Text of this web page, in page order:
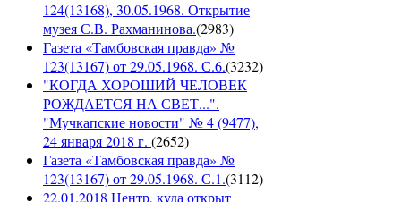
124(13168), 30.05.1968. Открытие
музея С.В. Рахманинова.(2983)
Газета «Тамбовская правда» №
123(13167) от 29.05.1968. С.6.(3232)
"КОГДА ХОРОШИЙ ЧЕЛОВЕК
РОЖДАЕТСЯ НА СВЕТ...".
"Мучкапские новости" № 4 (9477),
24 января 2018 г. (2652)
Газета «Тамбовская правда» №
123(13167) от 29.05.1968. С.1.(3112)
22.01.2018 Центр, куда открыт